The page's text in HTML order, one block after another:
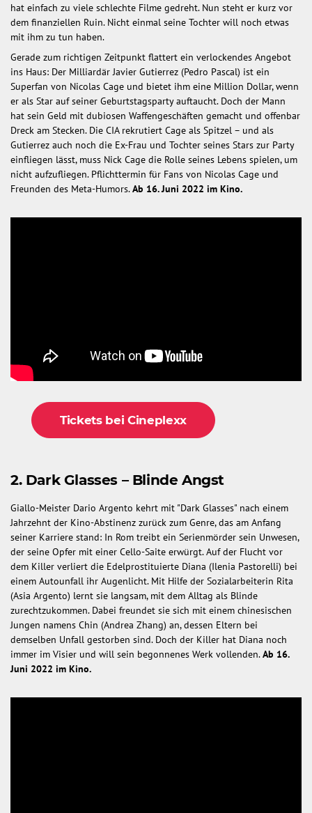
hat einfach zu viele schlechte Filme gedreht. Nun steht er kurz vor
dem finanziellen Ruin. Nicht einmal seine Tochter will noch etwas
mit ihm zu tun haben.
Gerade zum richtigen Zeitpunkt flattert ein verlockendes Angebot
ins Haus: Der Milliardär Javier Gutierrez (Pedro Pascal) ist ein
Superfan von Nicolas Cage und bietet ihm eine Million Dollar, wenn
er als Star auf seiner Geburtstagsparty auftaucht. Doch der Mann
hat sein Geld mit dubiosen Waffengeschäften gemacht und offenbar
Dreck am Stecken. Die CIA rekrutiert Cage als Spitzel – und als
Gutierrez auch noch die Ex-Frau und Tochter seines Stars zur Party
einfliegen lässt, muss Nick Cage die Rolle seines Lebens spielen, um
nicht aufzufliegen. Pflichttermin für Fans von Nicolas Cage und
Freunden des Meta-Humors.Ab 16. Juni 2022 im Kino.
Tickets bei Cineplexx
2. Dark Glasses – Blinde Angst
Giallo-Meister Dario Argento kehrt mit "Dark Glasses" nach einem
Jahrzehnt der Kino-Abstinenz zurück zum Genre, das am Anfang
seiner Karriere stand: In Rom treibt ein Serienmörder sein Unwesen,
der seine Opfer mit einer Cello-Saite erwürgt. Auf der Flucht vor
dem Killer verliert die Edelprostituierte Diana (Ilenia Pastorelli) bei
einem Autounfall ihr Augenlicht. Mit Hilfe der Sozialarbeiterin Rita
(Asia Argento) lernt sie langsam, mit dem Alltag als Blinde
zurechtzukommen. Dabei freundet sie sich mit einem chinesischen
Jungen namens Chin (Andrea Zhang) an, dessen Eltern bei
demselben Unfall gestorben sind. Doch der Killer hat Diana noch
immer im Visier und will sein begonnenes Werk vollenden.Ab 16.
Juni 2022 im Kino.